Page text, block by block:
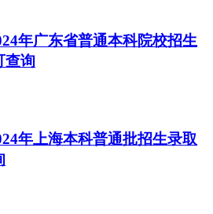
年广东省普通本科院校招生
查询
年上海本科普通批招生录取